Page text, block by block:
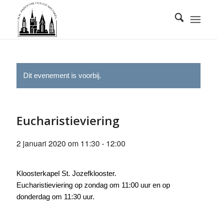
Dit evenement is voorbij.
Eucharistieviering
2 januari 2020 om 11:30 - 12:00
Kloosterkapel St. Jozefklooster.
Eucharistieviering op zondag om 11:00 uur en op
donderdag om 11:30 uur.